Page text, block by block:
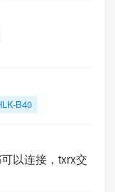
B40
以连接，txrx交